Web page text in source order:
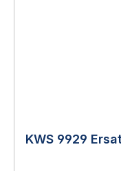
KWS 9929